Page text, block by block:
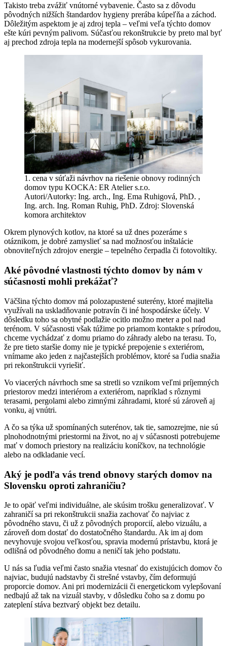
Takisto treba zvážiť vnútorné vybavenie. Často sa z dôvodu
pôvodných nižších štandardov hygieny prerába kúpeľňa a záchod.
Dôležitým aspektom je aj zdroj tepla – veľmi veľa týchto domov
ešte kúri pevným palivom. Súčasťou rekonštrukcie by preto mal byť
aj prechod zdroja tepla na modernejší spôsob vykurovania.
1. cena v súťaži návrhov na riešenie obnovy rodinných
domov typu KOCKA: ER Atelier s.r.o.
Autori/Autorky: Ing. arch., Ing. Ema Ruhigová, PhD. ,
Ing. arch. Ing. Roman Ruhig, PhD. Zdroj: Slovenská
komora architektov
Okrem plynových kotlov, na ktoré sa už dnes pozeráme s
otáznikom, je dobré zamyslieť sa nad možnosťou inštalácie
obnoviteľných zdrojov energie – tepelného čerpadla či fotovoltiky.
Aké pôvodné vlastnosti týchto domov by nám v
súčasnosti mohli prekážať?
Väčšina týchto domov má polozapustené suterény, ktoré majitelia
využívali na uskladňovanie potravín či iné hospodárske účely. V
dôsledku toho sa obytné podlažie ocitlo možno meter a pol nad
terénom. V súčasnosti však túžime po priamom kontakte s prírodou,
chceme vychádzať z domu priamo do záhrady alebo na terasu. To,
že pre tieto staršie domy nie je typické prepojenie s exteriérom,
vnímame ako jeden z najčastejších problémov, ktoré sa ľudia snažia
pri rekonštrukcii vyriešiť.
Vo viacerých návrhoch sme sa stretli so vznikom veľmi príjemných
priestorov medzi interiérom a exteriérom, napríklad s rôznymi
terasami, pergolami alebo zimnými záhradami, ktoré sú zároveň aj
vonku, aj vnútri.
A čo sa týka už spomínaných suterénov, tak tie, samozrejme, nie sú
plnohodnotnými priestormi na život, no aj v súčasnosti potrebujeme
mať v domoch priestory na realizáciu koníčkov, na technológie
alebo na odkladanie vecí.
Aký je podľa vás trend obnovy starých domov na
Slovensku oproti zahraničiu?
Je to opäť veľmi individuálne, ale skúsim trošku generalizovať. V
zahraničí sa pri rekonštrukcii snažia zachovať čo najviac z
pôvodného stavu, či už z pôvodných proporcií, alebo vizuálu, a
zároveň dom dostať do dostatočného štandardu. Ak im aj dom
nevyhovuje svojou veľkosťou, spravia modernú prístavbu, ktorá je
odlišná od pôvodného domu a neničí tak jeho podstatu.
U nás sa ľudia veľmi často snažia vtesnať do existujúcich domov čo
najviac, budujú nadstavby či strešné vstavby, čím deformujú
proporcie domov. Ani pri modernizácii či energetickom vylepšovaní
nedbajú až tak na vizuál stavby, v dôsledku čoho sa z domu po
zateplení stáva beztvarý objekt bez detailu.